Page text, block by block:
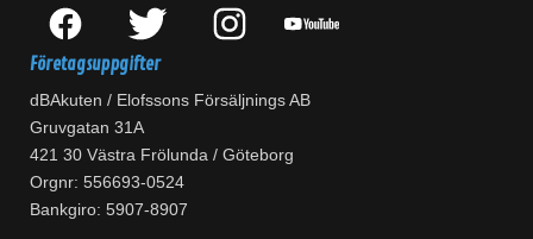
Företagsuppgifter
dBAkuten / Elofssons Försäljnings AB
Gruvgatan 31A
421 30 Västra Frölunda / Göteborg
Orgnr: 556693-0524
Bankgiro: 5907-8907